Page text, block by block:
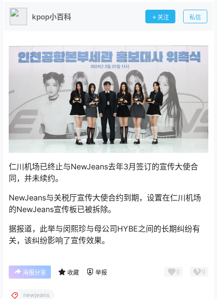
kpop小百科 关注 私信
仁川机场已终止与NewJeans去年3月签订的宣传大使合
同，并未续约。
NewJeans与关税厅宣传大使合约到期，设置在仁川机场
的NewJeans宣传板已被拆除。
据报道，此举与闵熙珍与母公司HYBE之间的长期纠纷有
关，该纠纷影响了宣传效果。
海报分享 收藏 举报 0 0
newjeans